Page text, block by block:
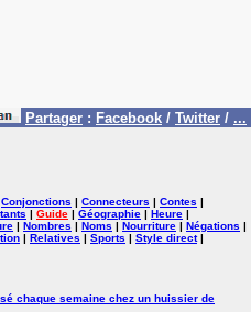
Partager : Facebook / Twitter / ...
Conjonctions | Connecteurs | Contes |
| Guide | Géographie | Heure |
| Nombres | Noms | Nourriture | Négations |
| Relatives | Sports | Style direct|
chaque semaine chez un huissier de